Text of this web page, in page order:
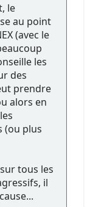
le
au point
(avec le
les
des
prendre
alors en
(ou plus
tous les
il